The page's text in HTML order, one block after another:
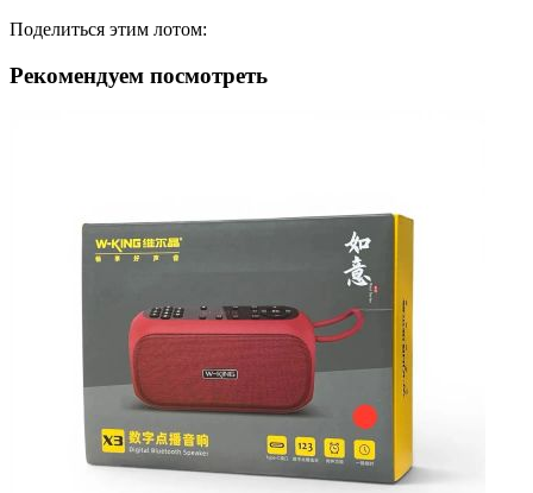
Поделиться этим лотом:
Рекомендуем посмотреть